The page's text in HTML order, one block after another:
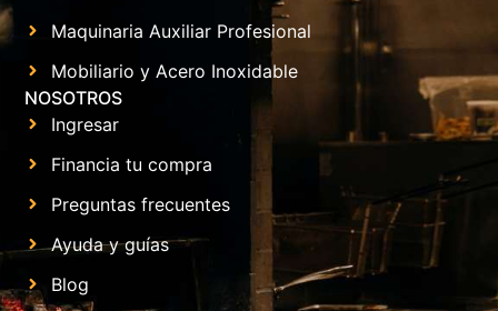
Maquinaria Auxiliar Profesional
Mobiliario y Acero Inoxidable
NOSOTROS
Ingresar
Financia tu compra
Preguntas frecuentes
Ayuda y guías
Blog